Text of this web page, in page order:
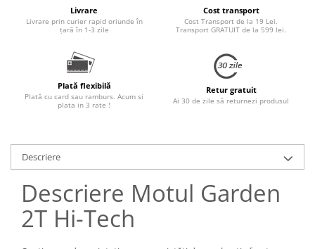
Livrare
Livrare prin curier rapid oriunde în
țară în 1-3 zile
Cost transport
Cost Transport de la 19 Lei.
Transport GRATUIT de la 599 lei.
Plată flexibilă
Plată cu card sau ramburs. Acum si
plata in 3 rate !
Retur gratuit
Ai 30 de zile să returnezi produsul
Descriere
Descriere Motul Garden
2T Hi-Tech